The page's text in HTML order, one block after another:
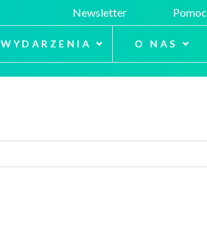
Newsletter Pomoc
WYDARZENIA O NAS